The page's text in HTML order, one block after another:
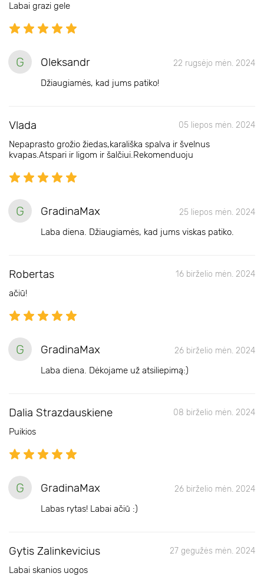
Labai grazi gele
G Oleksandr 22 rugsėjo mėn. 2024
Džiaugiamės, kad jums patiko!
Vlada 05 liepos mėn. 2024
Nepaprasto grožio žiedas,karališka spalva ir švelnus
kvapas.Atspari ir ligom ir šalčiui.Rekomenduoju
G GradinaMax 25 liepos mėn. 2024
Laba diena. Džiaugiamės, kad jums viskas patiko.
Robertas 16 birželio mėn. 2024
ačiū!
G GradinaMax 26 birželio mėn. 2024
Laba diena. Dėkojame už atsiliepimą:)
Dalia Strazdauskiene 08 birželio mėn. 2024
Puikios
G GradinaMax 26 birželio mėn. 2024
Labas rytas! Labai ačiū :)
Gytis Zalinkevicius 27 gegužės mėn. 2024
Labai skanios uogos